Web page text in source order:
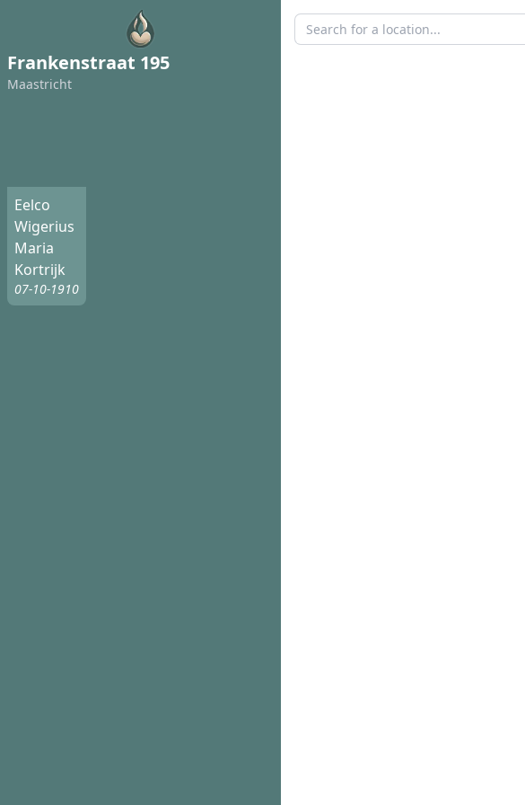
Frankenstraat 195
Maastricht
Eelco
Wigerius
Maria
Kortrijk
07-10-1910